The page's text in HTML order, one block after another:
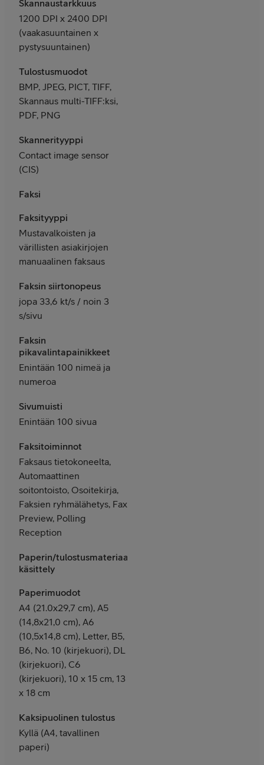
Skannaustarkkuus
1200 DPI x 2400 DPI
(vaakasuuntainen x
pystysuuntainen)
Tulostusmuodot
BMP, JPEG, PICT, TIFF,
Skannaus multi-TIFF:ksi,
PDF, PNG
Skannerityyppi
Contact image sensor
(CIS)
Faksi
Faksityyppi
Mustavalkoisten ja
värillisten asiakirjojen
manuaalinen faksaus
Faksin siirtonopeus
jopa 33,6 kt/s / noin 3
s/sivu
Faksin
pikavalintapainikkeet
Enintään 100 nimeä ja
numeroa
Sivumuisti
Enintään 100 sivua
Faksitoiminnot
Faksaus tietokoneelta,
Automaattinen
soitontoisto, Osoitekirja,
Faksien ryhmälähetys, Fax
Preview, Polling
Reception
Paperin/tulostusmateriaalin
käsittely
Paperimuodot
A4 (21.0x29,7 cm), A5
(14,8x21,0 cm), A6
(10,5x14,8 cm), Letter, B5,
B6, No. 10 (kirjekuori), DL
(kirjekuori), C6
(kirjekuori), 10 x 15 cm, 13
x 18 cm
Kaksipuolinen tulostus
Kyllä (A4, tavallinen
paperi)